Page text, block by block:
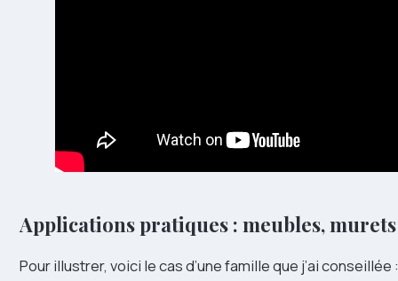
Applications pratiques : meubles,
Pour illustrer, voici le cas d’une famille que j’ai